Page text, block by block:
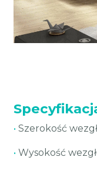
• Szerokość
• Wysokość